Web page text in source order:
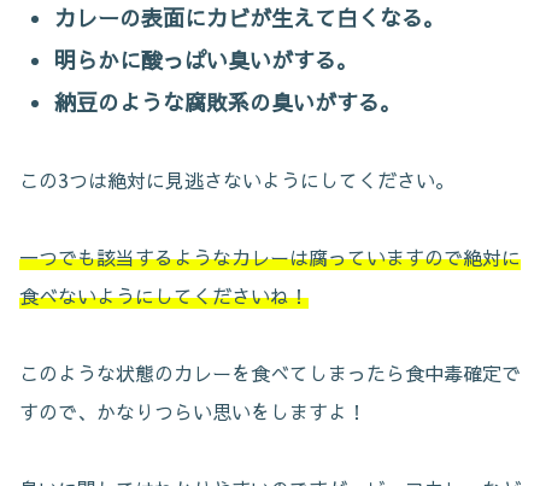
カレーの表面にカビが生えて白くなる。
明らかに酸っぱい臭いがする。
納豆のような腐敗系の臭いがする。
この3つは絶対に見逃さないようにしてください。
一つでも該当するようなカレーは腐っていますので絶対に
食べないようにしてくださいね！
このような状態のカレーを食べてしまったら食中毒確定で
すので、かなりつらい思いをしますよ！